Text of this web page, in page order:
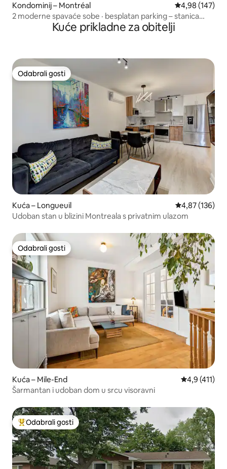
Kondominij – Montréal Prosječna
4,98 (147)
2 moderne spavaće sobe · besplatan parking – stanica
podzemne željezniceKuće prikladne za obitelji
Odabrali gosti
Odabrali gosti
Kuća – Longueuil Prosječna
4,87 (136)
Udoban stan u blizini Montreala s privatnim ulazom
Odabrali gosti
Odabrali gosti
Kuća – Mile-End Prosječna
4,9 (411)
Šarmantan i udoban dom u srcu visoravni
Među najviše rangiranima s oznakom „Odabrali gosti”
Odabrali gosti